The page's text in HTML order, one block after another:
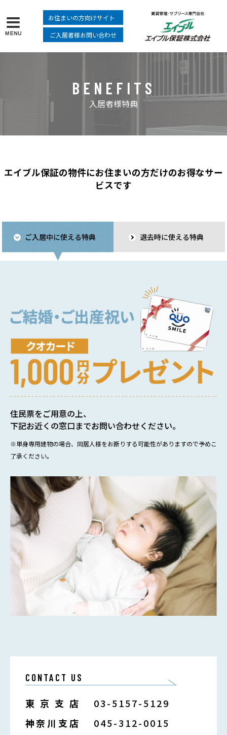
お住まいの方向けサイト
ご入居者様お問い合わせ
BENEFITS
入居者様特典
エイブル保証の物件にお住まいの方だけのお得なサー
ビスです
ご入居中に使える特典 退去時に使える特典
住民票をご用意の上、
下記お近くの窓口までお問い合わせください。
※単身専用建物の場合、同居人様をお断りする可能性がありますので予めこ
了承ください。
CONTACT US
東京支店
03-5157-5129
神奈川支店
045-312-0015